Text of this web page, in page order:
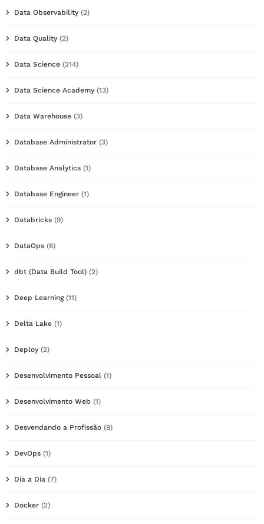
Data Observability (2)
Data Quality (2)
Data Science (214)
Data Science Academy (13)
Data Warehouse (3)
Database Administrator (3)
Database Analytics (1)
Database Engineer (1)
Databricks (9)
DataOps (6)
dbt (Data Build Tool) (2)
Deep Learning(11)
Delta Lake (1)
Deploy (2)
Desenvolvimento Pessoal (1)
Desenvolvimento Web (1)
Desvendando a Profissão (8)
DevOps (1)
Dia a Dia (7)
Docker (2)